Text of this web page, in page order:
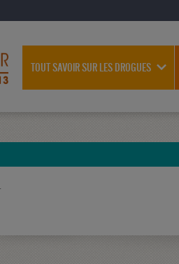
TOUT SAVOIR SUR LES DROGUES